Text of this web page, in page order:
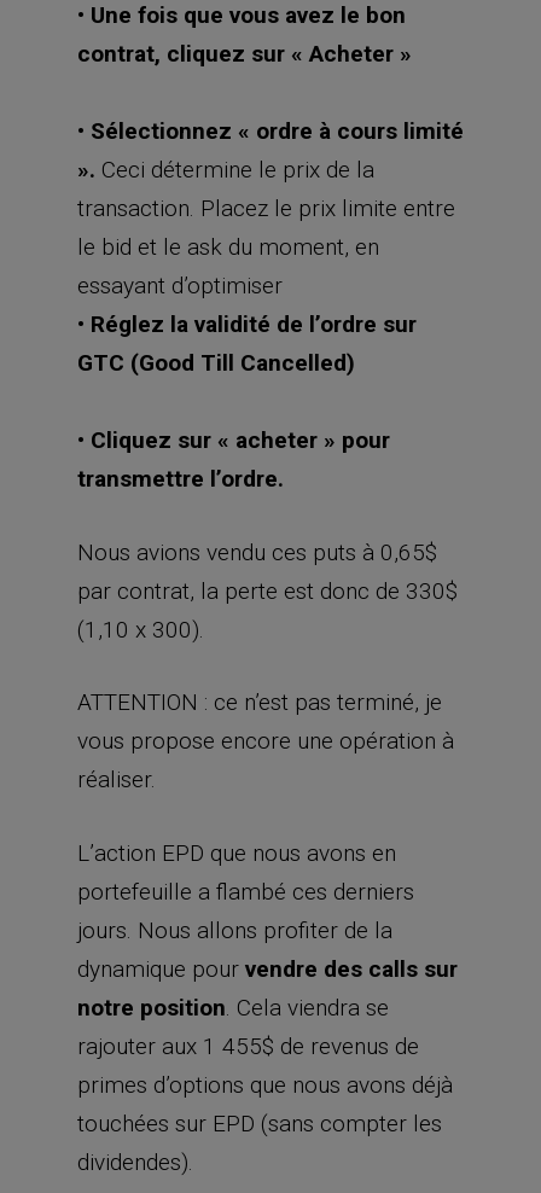
• Une fois que vous avez le bon
contrat, cliquez sur « Acheter »
• Sélectionnez « ordre à cours limité
». Ceci détermine le prix de la
transaction. Placez le prix limite entre
le bid et le ask du moment, en
essayant d’optimiser
• Réglez la validité de l’ordre sur
GTC (Good Till Cancelled)
• Cliquez sur « acheter » pour
transmettre l’ordre.
Nous avions vendu ces puts à 0,65$
par contrat, la perte est donc de 330$
(1,10 x 300).
ATTENTION : ce n’est pas terminé, je
vous propose encore une opération à
réaliser.
L’action EPD que nous avons en
portefeuille a flambé ces derniers
jours. Nous allons profiter de la
dynamique pour vendre des calls sur
notre position . Cela viendra se
rajouter aux 1 455$ de revenus de
primes d’options que nous avons déjà
touchées sur EPD (sans compter les
dividendes).